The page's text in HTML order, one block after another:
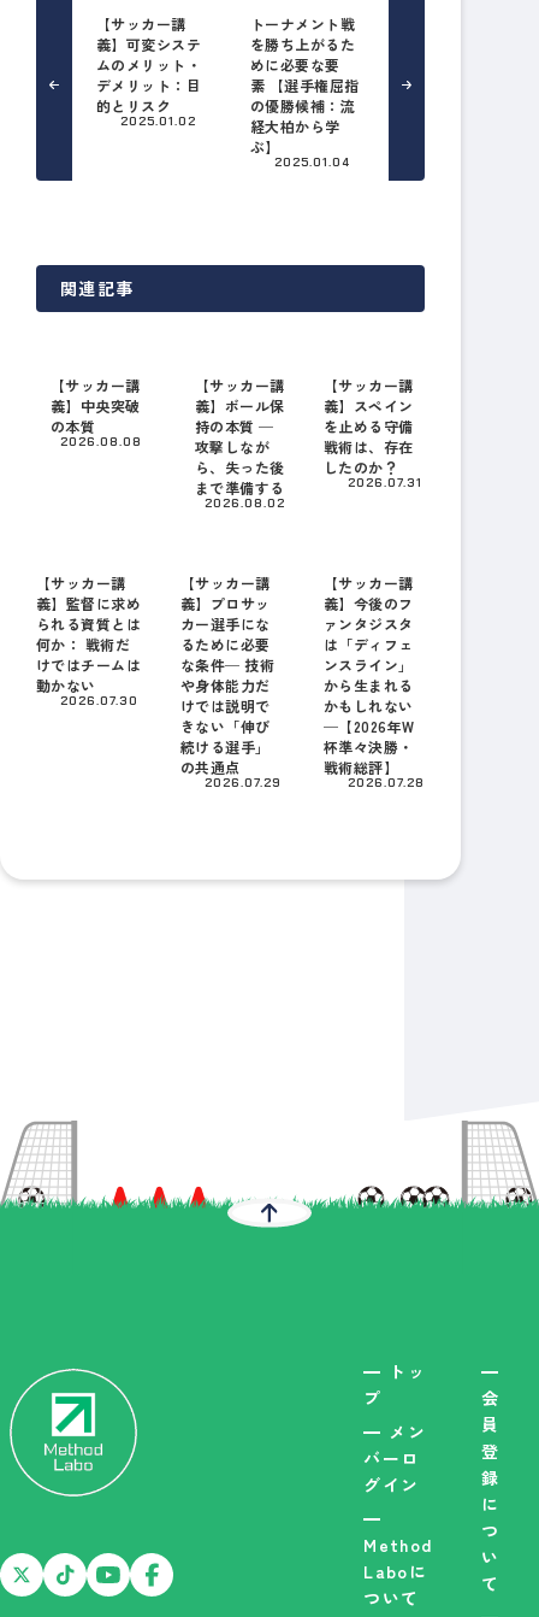
【サッカー講
義】可変システ
ムのメリット・
デメリット：目
的とリスク
2025.01.02
トーナメント戦
を勝ち上がるた
めに必要な要
素 【選手権屈指
の優勝候補：流
経大柏から学
ぶ】
2025.01.04
関連記事
【サッカー講
義】中央突破
の本質
2026.08.08
【サッカー講
義】ボール保
持の本質 ─
攻撃しなが
ら、失った後
まで準備する
2026.08.02
【サッカー講
義】スペイン
を止める守備
戦術は、存在
したのか？
2026.07.31
【サッカー講
義】監督に求め
られる資質とは
何か： 戦術だ
けではチームは
動かない
2026.07.30
【サッカー講
義】プロサッ
カー選手にな
るために必要
な条件─ 技術
や身体能力だ
けでは説明で
きない「伸び
続ける選手」
の共通点
2026.07.29
【サッカー講
義】今後のフ
ァンタジスタ
は「ディフェ
ンスライン」
から生まれる
かもしれない
─【2026年W
杯準々決勝・
戦術総評】
2026.07.28
トッ
プ
メン
バーロ
グイン
Method
Laboに
ついて
会
員
登
録
に
つ
い
て